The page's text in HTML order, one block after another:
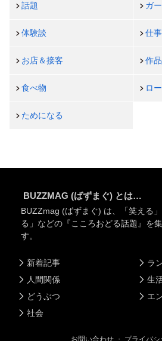
話題 ガ
体験談 仕事
お店＆接客 作品
食べ物 ロ
ためになる
BUZZMAG (ばずまぐ) とは…
BUZZmag (ばずまぐ) は、「笑える
る」などの『こころおどる話題』を
す。
新着記事
人間関係
どうぶつ
社会
ラ
生
エ